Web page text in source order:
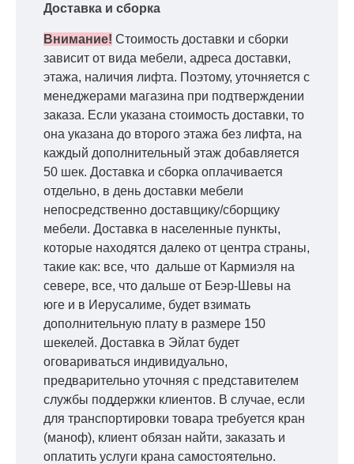
Доставка и сборка
Внимание! Стоимость доставки и сборки
зависит от вида мебели, адреса доставки,
этажа, наличия лифта. Поэтому, уточняется с
менеджерами магазина при подтверждении
заказа. Если указана стоимость доставки, то
она указана до второго этажа без лифта, на
каждый дополнительный этаж добавляется
50 шек. Доставка и сборка оплачивается
отдельно, в день доставки мебели
непосредственно доставщику/сборщику
мебели. Доставка в населенные пункты,
которые находятся далеко от центра страны,
такие как: все, что дальше от Кармиэля на
севере, все, что дальше от Беэр-Шевы на
юге и в Иерусалиме, будет взимать
дополнительную плату в размере 150
шекелей. Доставка в Эйлат будет
оговариваться индивидуально,
предварительно уточняя с представителем
службы поддержки клиентов. В случае, если
для транспортировки товара требуется кран
(маноф), клиент обязан найти, заказать и
оплатить услуги крана самостоятельно.